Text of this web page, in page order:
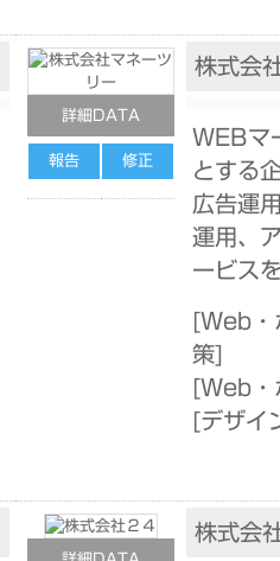
詳細DATA
報告 修正
株式会
WEBマ
とする
広告運
運用、
ービス
[Web・
策]
[Web・
[デザイ
株式会